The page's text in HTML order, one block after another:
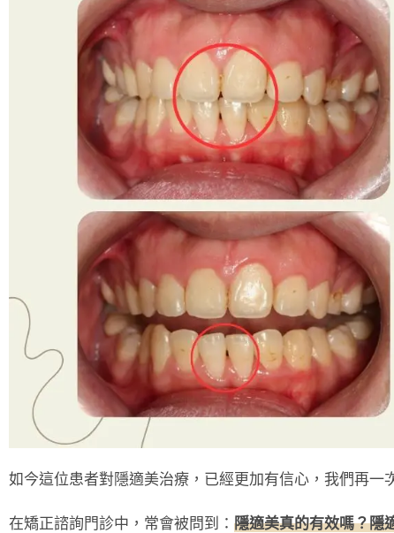
如今這位患者對隱適美治療，已經更加有信心，我們再
在矯正諮詢門診中，常會被問到： 隱適美真的有效嗎？隱